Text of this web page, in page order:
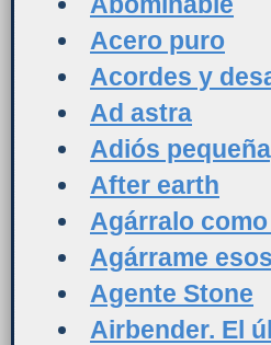
Acero puro
Acordes y
Ad astra
Adiós
After earth
Agárralo
Agárrame
Agente Stone
Airbender. El